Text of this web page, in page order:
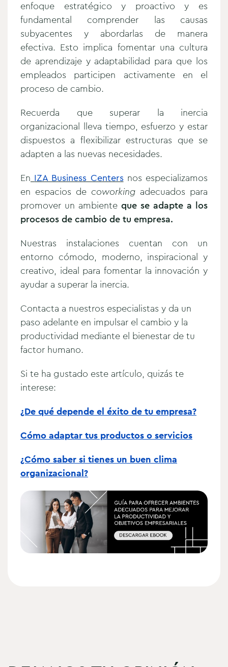
enfoque estratégico y proactivo y es
fundamental comprender las causas
subyacentes y abordarlas de manera
efectiva. Esto implica fomentar una cultura
de aprendizaje y adaptabilidad para que los
empleados participen activamente en el
proceso de cambio.
Recuerda que superar la inercia
organizacional lleva tiempo, esfuerzo y estar
dispuestos a flexibilizar estructuras que se
adapten a las nuevas necesidades.
En IZA Business Centers nos especializamos
en espacios de coworking adecuados para
promover un ambiente que se adapte a los
procesos de cambio de tu empresa.
Nuestras instalaciones cuentan con un
entorno cómodo, moderno, inspiracional y
creativo, ideal para fomentar la innovación y
ayudar a superar la inercia.
Contacta a nuestros especialistas y da un
paso adelante en impulsar el cambio y la
productividad mediante el bienestar de tu
factor humano.
Si te ha gustado este artículo, quizás te
interese:
¿De qué depende el éxito de tu empresa?
Cómo adaptar tus productos o servicios
¿Cómo saber si tienes un buen clima
organizacional?